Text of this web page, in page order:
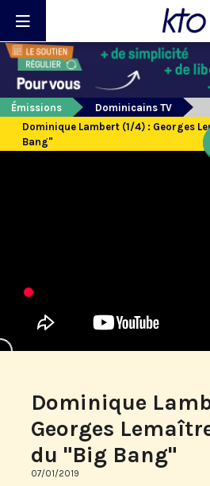
Émissions
Dominicains TV
Dominique Lambert (1/4) : Georges
Bang"
Dominique
Georges
du "Big Bang"
07/01/2019